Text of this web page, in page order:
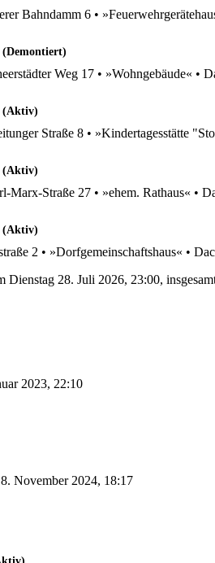
Bahndamm 6 •
(Demontiert)
Weg 17 • »Wohngebäude« •
(Aktiv)
Straße 8 • »Kindertagesstätte
(Aktiv)
Straße 27 • »ehem. Rathaus« •
(Aktiv)
2 • »Dorfgemeinschaftshaus« •
Dienstag 28. Juli 2026, 23:00,
2023, 22:10
November 2024, 18:17